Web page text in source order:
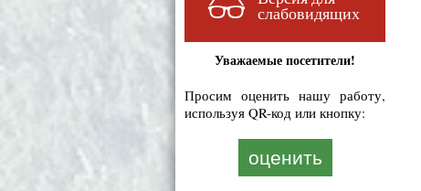
слабовидящих
Уважаемые посетители!
Просим оценить нашу работу,
используя QR-код или кнопку:
оценить